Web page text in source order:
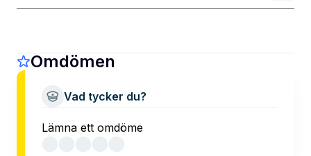
Omdömen
Vad tycker du?
Lämna ett omdöme